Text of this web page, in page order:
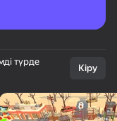
түрде
Кіру